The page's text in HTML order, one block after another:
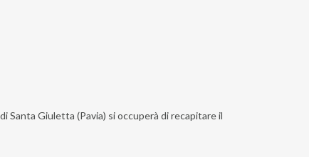
Santa Giuletta (Pavia) si occuperà di recapitare il